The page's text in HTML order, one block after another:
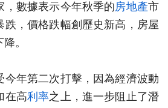
，數據表示今年秋季的房地產市
跌，價格跌幅創歷史新高，房屋
。
今年第二次打擊，因為經濟波動
在高利率之上，進一步阻止了潛